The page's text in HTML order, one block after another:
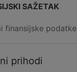
SAŽETAK
finansijske podatke
prihodi